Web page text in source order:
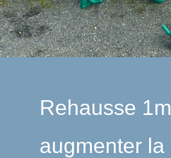
Rehausse
augmenter la